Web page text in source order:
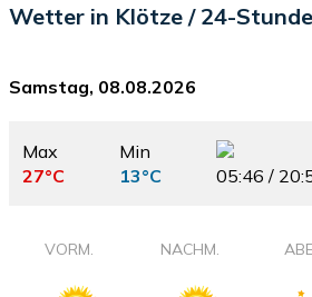
Wetter in Klötze / 24-
Samstag, 08.08.2026
Max
27°C
Min
13°C
05:46 /
VORM. NACHM.